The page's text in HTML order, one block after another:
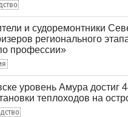
и судоремонтники
регионального
профессии»
уровень Амура достиг
теплоходов на